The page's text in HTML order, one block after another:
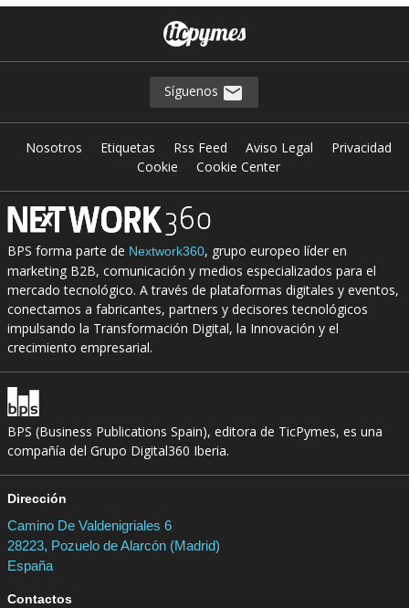
Síguenos
Nosotros Etiquetas Rss Feed Aviso Legal
Privacidad
Cookie
Cookie Center
BPS forma parte de Nextwork360, grupo europeo líder en
marketing B2B, comunicación y medios especializados para el
mercado tecnológico. A través de plataformas digitales y eventos,
conectamos a fabricantes, partners y decisores tecnológicos
impulsando la Transformación Digital, la Innovación y el
crecimiento empresarial.
BPS (Business Publications Spain), editora de TicPymes, es una
compañía del Grupo Digital360 Iberia.
Dirección
Camino De Valdenigriales 6
28223, Pozuelo de Alarcón (Madrid)
España
Contactos